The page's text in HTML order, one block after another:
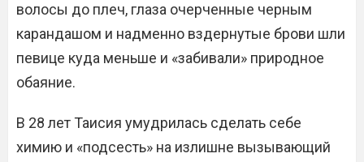
волосы до плеч, глаза очерченные черным
карандашом и надменно вздернутые брови шли
певице куда меньше и «забивали» природное
обаяние.
В 28 лет Таисия умудрилась сделать себе
химию и «подсесть» на излишне вызывающий